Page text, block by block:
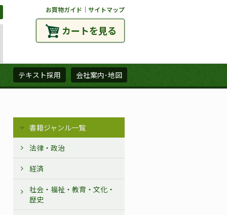
お買物ガイド ｜ サイトマップ
カートを見る
テキスト採用 会社案内･地図
書籍ジャンル一覧
法律・政治
経済
社会・福祉・教育・文化・
歴史